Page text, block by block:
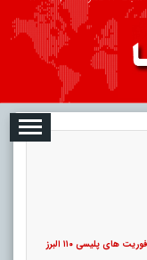
درباره ما ارتباط با ما